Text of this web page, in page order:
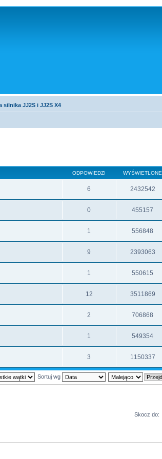
silnika JJ2S i JJ2S X4
ODPOWIEDZI WYŚWIETLONE
6 2432542
0 455157
1 556848
9 2393063
1 550615
12 3511869
2 706868
1 549354
3 1150337
Sortuj wg
Skocz do: